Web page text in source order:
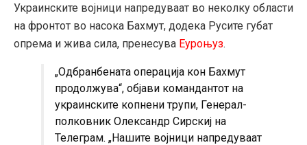
Украинските војници напредуваат во неколку области
на фронтот во насока Бахмут, додека Русите губат
опрема и жива сила, пренесува Еуроњуз.
„Одбранбената операција кон Бахмут
продолжува“, објави командантот на
украинските копнени трупи, Генерал-
полковник Олександр Сирскиј на
Телеграм. „Нашите војници напредуваат